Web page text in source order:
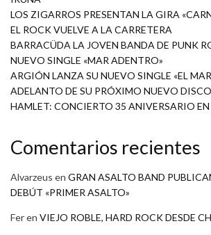
LOS ZIGARROS PRESENTAN LA GIRA
EL ROCK VUELVE A LA CARRETERA
BARRACÜDA LA JOVEN BANDA DE PUNK
NUEVO SINGLE «MAR ADENTRO»
ARGIÓN LANZA SU NUEVO SINGLE «EL
ADELANTO DE SU PRÓXIMO NUEVO DISCO
HAMLET: CONCIERTO 35 ANIVERSARIO
Comentarios recientes
Alvarzeus en GRAN ASALTO BAND
DEBÚT «PRIMER ASALTO»
Feren VIEJO ROBLE, HARD ROCK DESDE